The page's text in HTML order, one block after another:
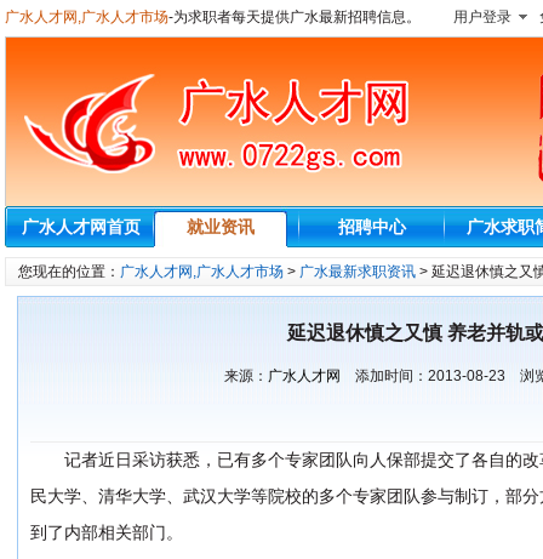
广水人才网,广水人才市场-为求职者每天提供广水最新招聘信息。 用户登录
广水人才网首页 就业资讯 招聘中心 广水求职
您现在的位置： 广水人才网,广水人才市场 > 广水最新求职资讯 > 延迟退休慎之又
延迟退休慎之又慎 养老并轨
来源： 广水人才网 添加时间： 2013-08-23 浏
记者近日采访获悉，已有多个专家团队向人保部提交了各自的
民大学、清华大学、武汉大学等院校的多个专家团队参与制订，部
到了内部相关部门。